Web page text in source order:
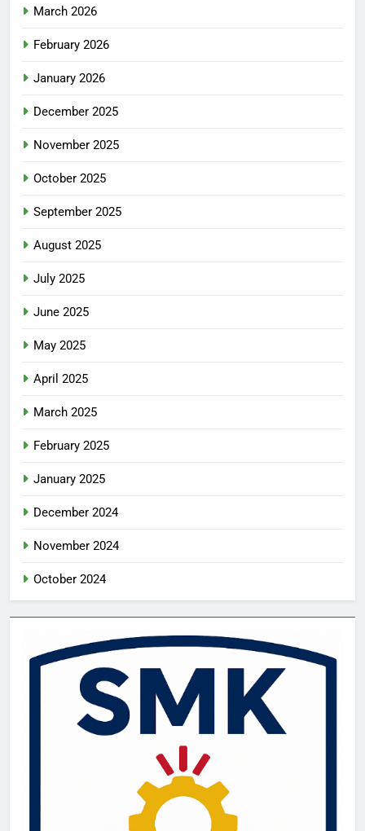
March 2026
February 2026
January 2026
December 2025
November 2025
October 2025
September 2025
August 2025
July 2025
June 2025
May 2025
April 2025
March 2025
February 2025
January 2025
December 2024
November 2024
October 2024